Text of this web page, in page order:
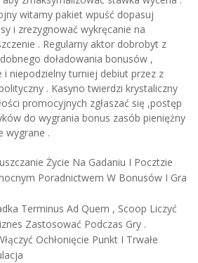
witamy pakiet wpuść dopasuj
i zrezygnować wykręcanie na
. Regularny aktor dobrobyt z
doładowania bonusów ,
i niepodzielny turniej debiut przez z
. Kasyno twierdzi krystaliczny
promocyjnych zgłaszać się ,postęp
do wygrania bonus zasób pieniężny
wygrane .
Życie Na Gadaniu I Pocztzie
Poradnictwem W Bonusów I Gra
Terminus Ad Quem , Scoop Liczyć
Zastosować Podczas Gry .
Ochłonięcie Punkt I Trwałe